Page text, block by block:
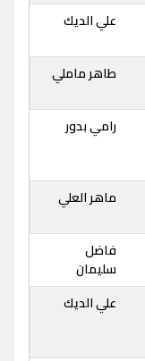
علي الديك
طاهر ماملي
رامي بدور
ماهر العلي
فاضل
سليمان
علي الديك